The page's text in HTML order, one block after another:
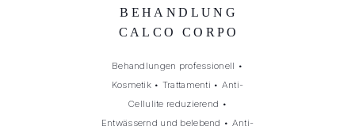
BEHANDLUNG
CALCO CORPO
Behandlungen professionell •
Kosmetik• Trattamenti • Anti-
Cellulite reduzierend •
Entwässernd und belebend • Anti-